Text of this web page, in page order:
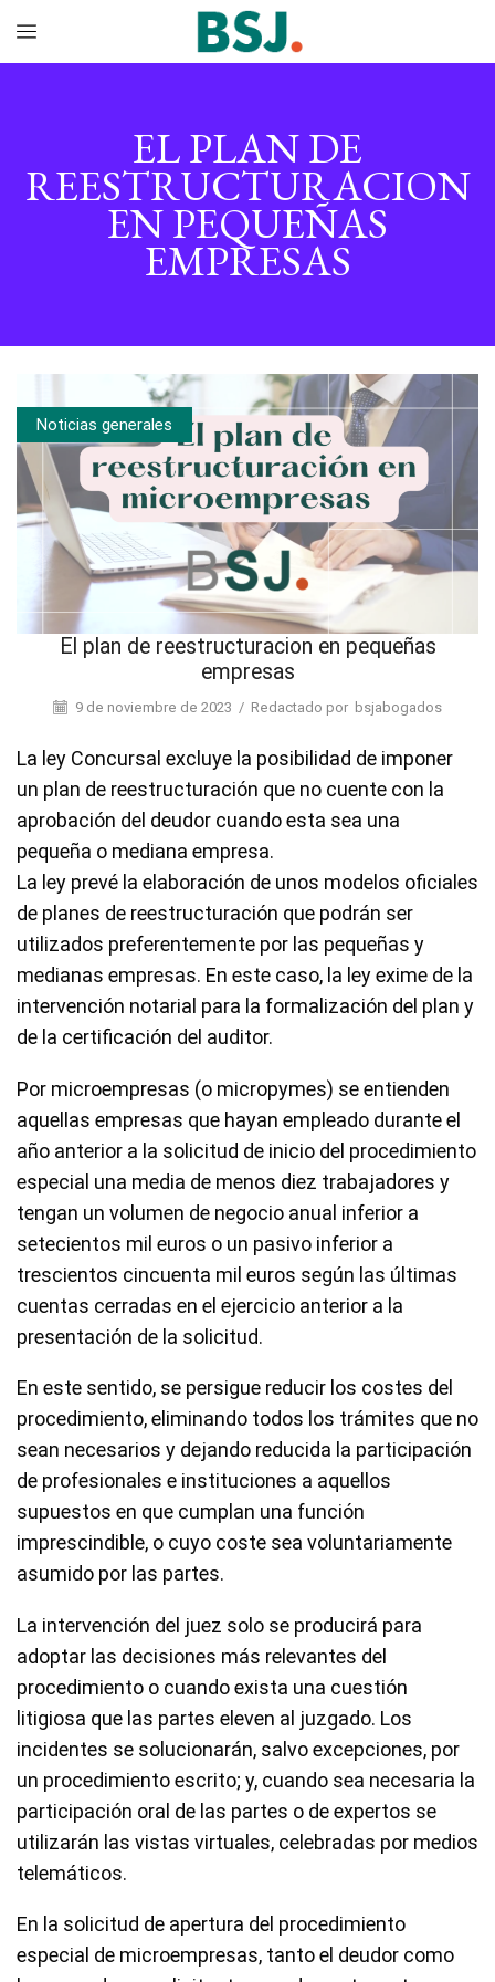
EL PLAN DE
REESTRUCTURACION
EN PEQUEÑAS
EMPRESAS
Noticias generales
El plan de reestructuracion en pequeñas
empresas
9 de noviembre de 2023 / Redactado por bsjabogados
La ley Concursal excluye la posibilidad de imponer
un plan de reestructuración que no cuente con la
aprobación del deudor cuando esta sea una
pequeña o mediana empresa.
La ley prevé la elaboración de unos modelos oficiales
de planes de reestructuración que podrán ser
utilizados preferentemente por las pequeñas y
medianas empresas. En este caso, la ley exime de la
intervención notarial para la formalización del plan y
de la certificación del auditor.
Por microempresas (o micropymes) se entienden
aquellas empresas que hayan empleado durante el
año anterior a la solicitud de inicio del procedimiento
especial una media de menos diez trabajadores y
tengan un volumen de negocio anual inferior a
setecientos mil euros o un pasivo inferior a
trescientos cincuenta mil euros según las últimas
cuentas cerradas en el ejercicio anterior a la
presentación de la solicitud.
En este sentido, se persigue reducir los costes del
procedimiento, eliminando todos los trámites que no
sean necesarios y dejando reducida la participación
de profesionales e instituciones a aquellos
supuestos en que cumplan una función
imprescindible, o cuyo coste sea voluntariamente
asumido por las partes.
La intervención del juez solo se producirá para
adoptar las decisiones más relevantes del
procedimiento o cuando exista una cuestión
litigiosa que las partes eleven al juzgado. Los
incidentes se solucionarán, salvo excepciones, por
un procedimiento escrito; y, cuando sea necesaria la
participación oral de las partes o de expertos se
utilizarán las vistas virtuales, celebradas por medios
telemáticos.
En la solicitud de apertura del procedimiento
especial de microempresas, tanto el deudor como